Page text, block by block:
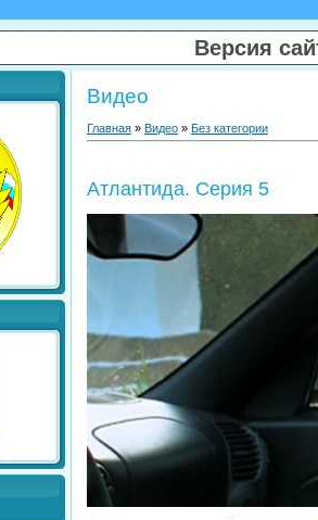
Версия
Видео
Главная » Видео » Без категории
Атлантида. Серия 5